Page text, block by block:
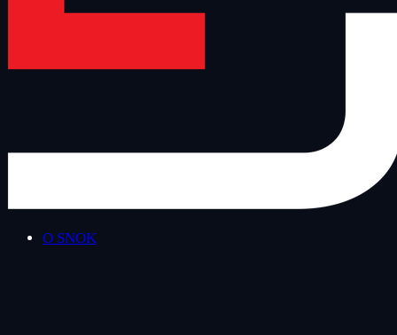
O SNOK